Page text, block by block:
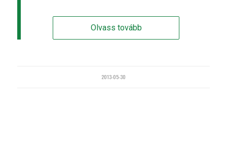
Olvass tovább
2013-05-30